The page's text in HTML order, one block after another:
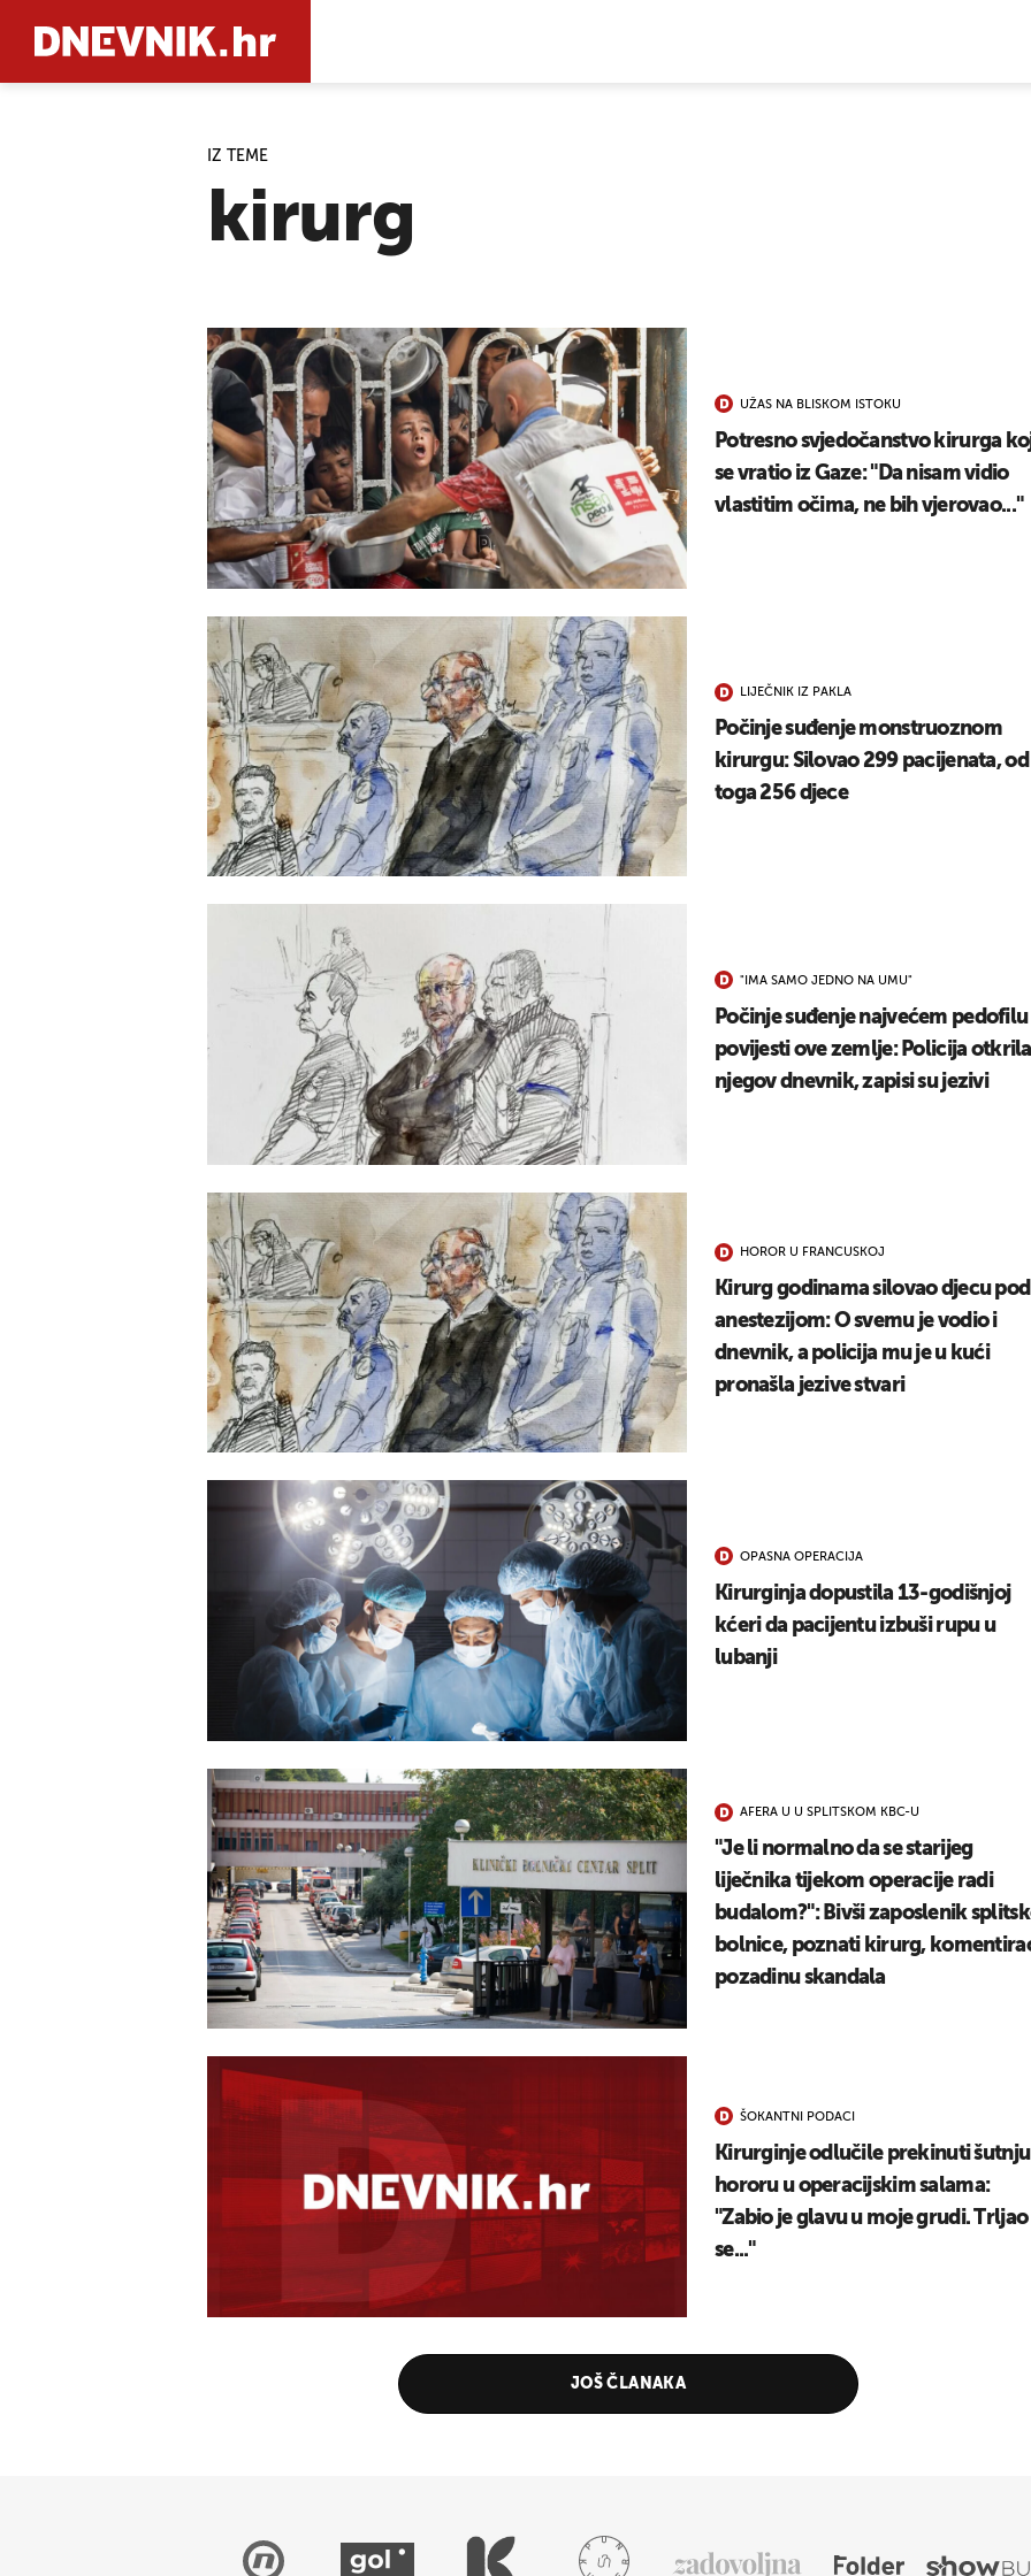
IZ TEME
kirurg
UŽAS NA BLISKOM ISTOKU
Potresno svjedočanstvo kirurga
se vratio iz Gaze: "Da nisam vidio
vlastitim očima, ne bih vjerovao..."
LIJEČNIK IZ PAKLA
Počinje suđenje monstruoznom
kirurgu: Silovao 299 pacijenata, od
toga 256 djece
"IMA SAMO JEDNO NA UMU"
Počinje suđenje najvećem pedofilu
povijesti ove zemlje: Policija otkrila
njegov dnevnik, zapisi su jezivi
HOROR U FRANCUSKOJ
Kirurg godinama silovao djecu pod
anestezijom: O svemu je vodio i
dnevnik, a policija mu je u kući
pronašla jezive stvari
OPASNA OPERACIJA
Kirurginja dopustila 13-godišnjoj
kćeri da pacijentu izbuši rupu u
lubanji
AFERA U U SPLITSKOM KBC-U
"Je li normalno da se starijeg
liječnika tijekom operacije radi
budalom?": Bivši zaposlenik
bolnice, poznati kirurg,
pozadinu skandala
ŠOKANTNI PODACI
Kirurginje odlučile prekinuti
hororu u operacijskim salama:
"Zabio je glavu u moje grudi. Trljao
se..."
JOŠ ČLANAKA
UKLJUČITE NOTIFIKACIJE